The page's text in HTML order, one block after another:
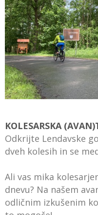
KOLESARSKA
Odkrijte Lendavske
dveh kolesih in se
Ali vas mika
dnevu? Na našem
odličnim izkušenim